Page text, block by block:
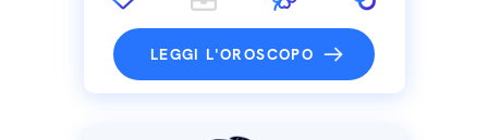
LEGGI L'OROSCOPO